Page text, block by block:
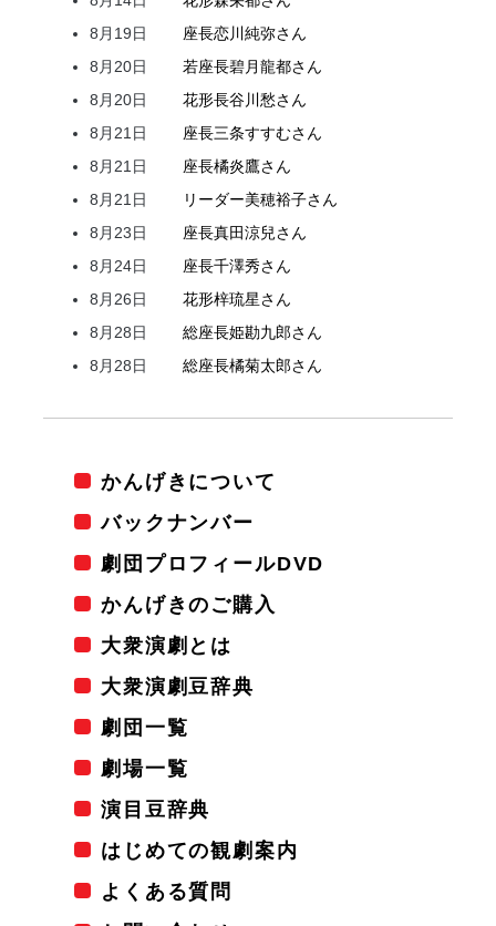
8月19日
座長恋川純弥さん
8月20日
若座長碧月龍都さん
8月20日
花形長谷川愁さん
8月21日
座長三条すすむさん
8月21日
座長橘炎鷹さん
8月21日
リーダー美穂裕子さん
8月23日
座長真田涼兒さん
8月24日
座長千澤秀さん
8月26日
花形梓琉星さん
8月28日
総座長姫勘九郎さん
8月28日
総座長橘菊太郎さん
かんげきについて
バックナンバー
劇団プロフィールDVD
かんげきのご購入
大衆演劇とは
大衆演劇豆辞典
劇団一覧
劇場一覧
演目豆辞典
はじめての観劇案内
よくある質問